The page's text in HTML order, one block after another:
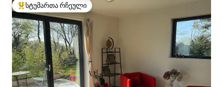
სტუმართა რჩეული მოწინავე ვარიანტი
სტუმართა რჩეული